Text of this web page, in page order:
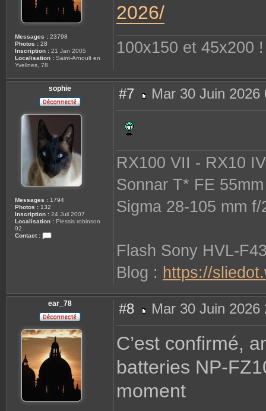
Messages : 23798
Photos : 28
Inscription : 21 Jan 2005
Localisation : Saint-Arnoult en
Yvelines, 78
2026/
100x150 et 45x200
sophie
Messages : 1794
Photos : 132
Inscription : 24 Juil 2007
Localisation : Plessis robinson
92
Contact :
e
s
o
p
h
i
e
#7
e
Mar 30 Juin 2026
RX100 VII - RX10
Sonnar T* FE
Sigma 28-105 mm
Flash Sony HVL-
Blog : https://
ear_78 #8
e
a
Mar 30 Juin 2026
C’est confirmé,
batteries NP-
moment